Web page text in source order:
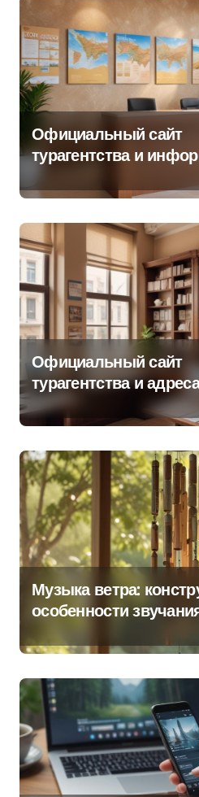
Официальный сайт
турагентства и
Официальный сайт
турагентства и
продаж по регионам
Музыка ветра:
особенности